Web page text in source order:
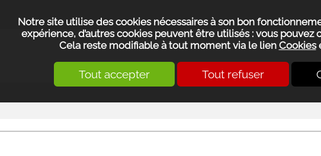
Notre site utilise des cookies nécessaires à son bon
expérience, d’autres cookies peuvent être utilisés : vous pouvez
Cela reste modifiable à tout moment via le lien Cookies
Tout accepter Tout refuser